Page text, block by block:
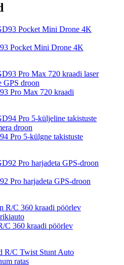
Pocket Mini Drone 4K
Pro Max 720 kraadi
Pro 5-külgne takistuste
Pro harjadeta GPS-droon
C 360 kraadi pöörlev